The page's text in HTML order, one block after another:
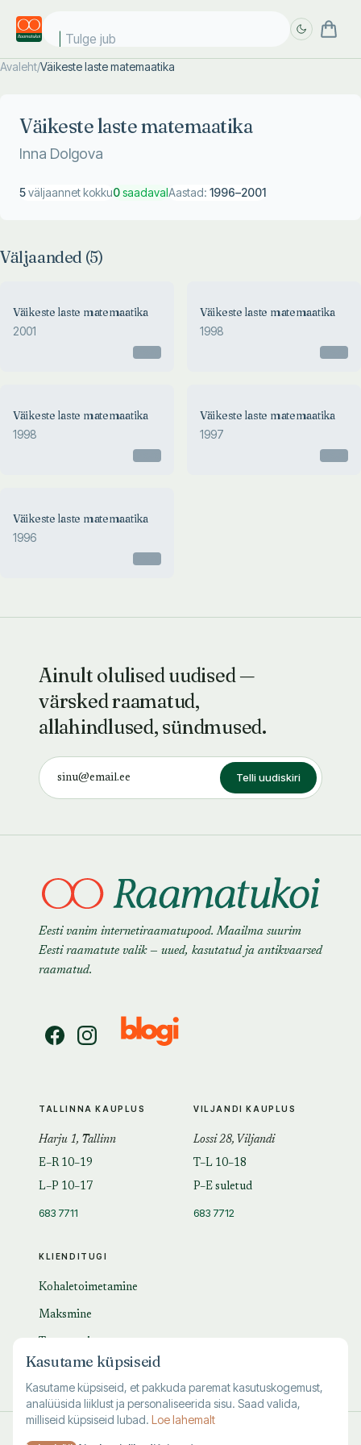
Tulge juba
Avaleht/Väikeste laste matemaatika
Väikeste laste matemaatika
Inna Dolgova
5väljaannet kokku0saadavalAastad: 1996–2001
Väljaanded (5)
Väikeste laste matemaatika
2001
Väikeste laste matemaatika
1998
Väikeste laste matemaatika
1998
Väikeste laste matemaatika
1997
Väikeste laste matemaatika
1996
Ainult olulised uudised —
värsked raamatud,
allahindlused, sündmused.
Telli uudiskiri
Eesti vanim internetiraamatupood. Maailma suurim
Eesti raamatute valik — uued, kasutatud ja antikvaarsed
raamatud.
KLIENDITUGI
Kohaletoimetamine
Maksmine
KKK
TALLINNA KAUPLUS
Harju 1, Tallinn
E–R 10–19
L–P 10–17
683 7711
VILJANDI KAUPLUS
Lossi 28, Viljandi
T–L 10–18
P–E suletud
683 7712
Kasutame küpsiseid
Kasutame küpsiseid, et pakkuda paremat kasutuskogemust,
analüüsida liiklust ja personaliseerida sisu. Saad valida,
milliseid küpsiseid lubad. Loe lahemalt